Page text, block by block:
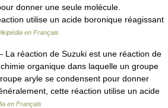
donner une seule molécule.
utilise un acide boronique réagissant
en Français
La réaction de Suzuki est une réaction de
organique dans laquelle un groupe
aryle se condensent pour donner
cette réaction utilise un acide
en Français